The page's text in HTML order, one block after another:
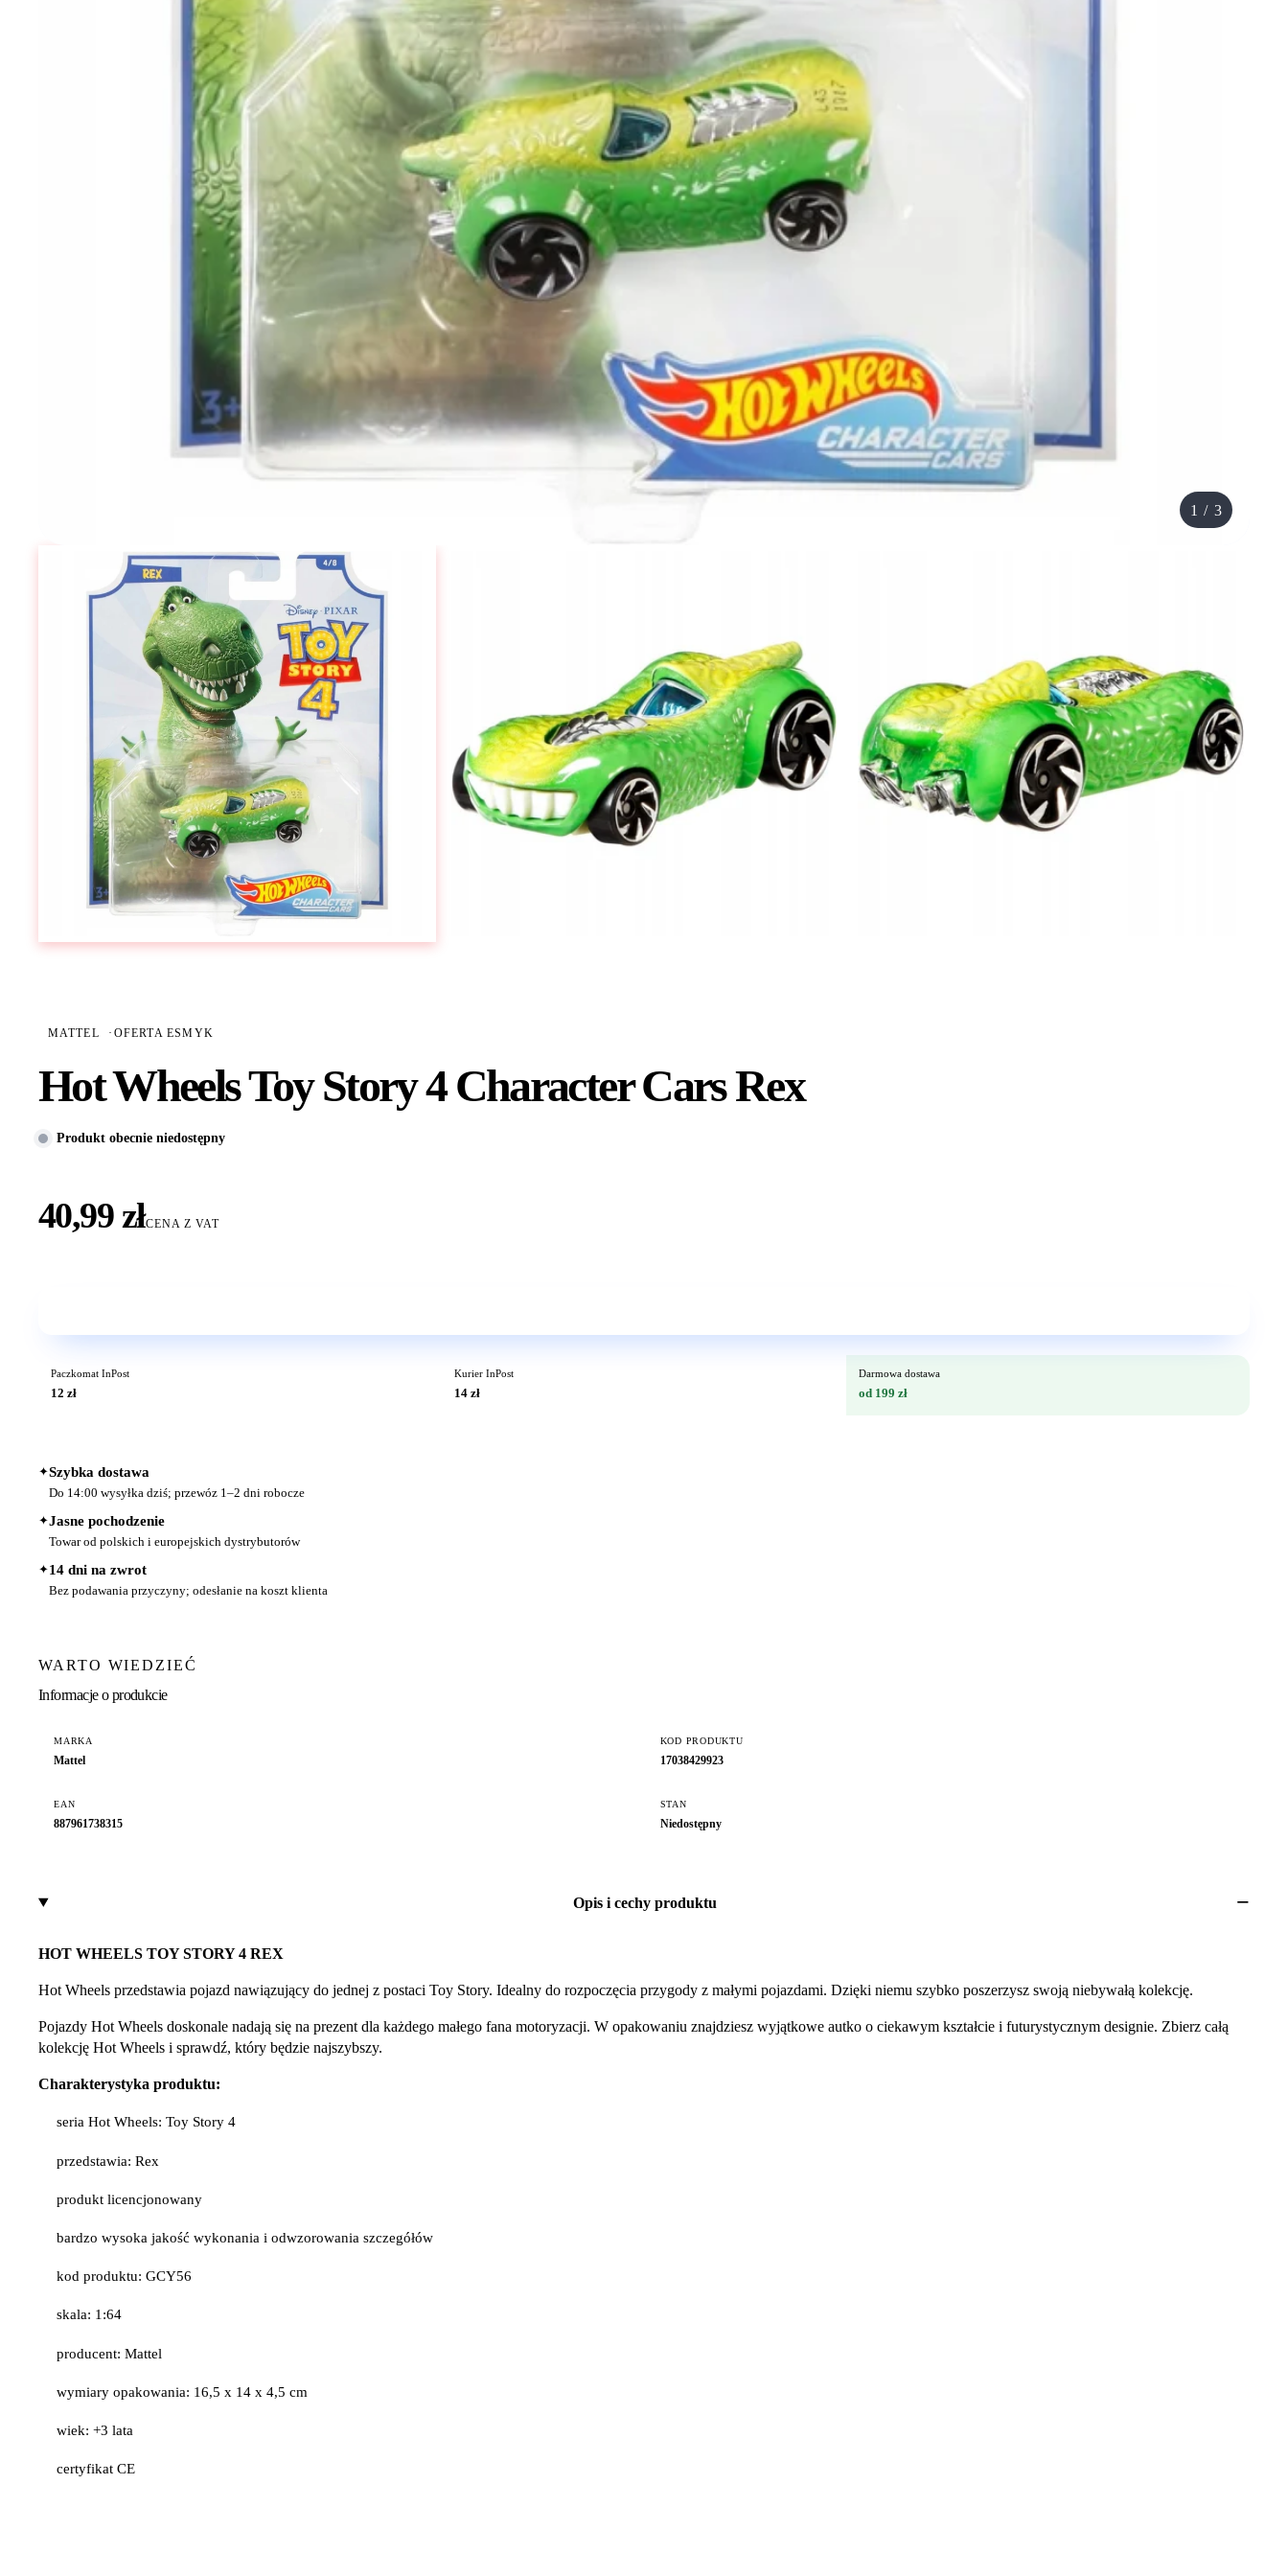
1 / 3
MATTEL · OFERTA ESMYK
Hot Wheels Toy Story 4 Character Cars Rex
Produkt obecnie niedostępny
40,99 złCENA Z VAT
Paczkomat InPost
12 zł
Kurier InPost
14 zł
Darmowa dostawa
od 199 zł
✦Szybka dostawa
Do 14:00 wysyłka dziś; przewóz 1–2 dni robocze
✦Jasne pochodzenie
Towar od polskich i europejskich dystrybutorów
✦14 dni na zwrot
Bez podawania przyczyny; odesłanie na koszt klienta
WARTO WIEDZIEĆ
Informacje o produkcie
MARKA
Mattel
KOD PRODUKTU
17038429923
EAN
887961738315
STAN
Niedostępny
Opis i cechy produktu
HOT WHEELS TOY STORY 4 REX
Hot Wheels przedstawia pojazd nawiązujący do jednej z postaci Toy Story. Idealny do rozpoczęcia przygody z małymi pojazdami. Dzięki niemu szybko poszerzysz swoją niebywałą kolekcję.
Pojazdy Hot Wheels doskonale nadają się na prezent dla każdego małego fana motoryzacji. W opakowaniu znajdziesz wyjątkowe autko o ciekawym kształcie i futurystycznym designie. Zbierz całą
kolekcję Hot Wheels i sprawdź, który będzie najszybszy.
Charakterystyka produktu:
seria Hot Wheels: Toy Story 4
przedstawia: Rex
produkt licencjonowany
bardzo wysoka jakość wykonania i odwzorowania szczegółów
kod produktu: GCY56
skala: 1:64
producent: Mattel
wymiary opakowania: 16,5 x 14 x 4,5 cm
wiek: +3 lata
certyfikat CE